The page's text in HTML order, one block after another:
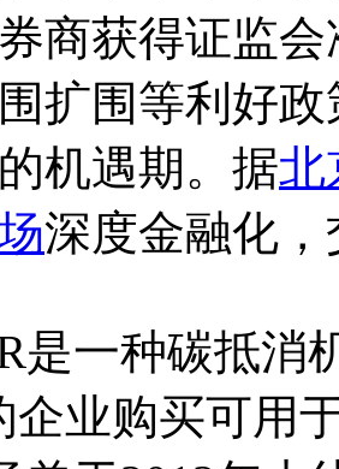
商获得证监会
扩围等利好
机遇期。据北
深度金融化
一种碳抵消
企业购买可用